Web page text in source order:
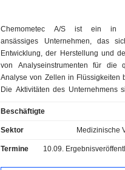
Chemometec A/S ist ein in
ansässiges Unternehmen, das
Entwicklung, der Herstellung und
von Analyseinstrumenten für die
Analyse von Zellen in Flüssigkeiten
Die Aktivitäten des Unternehmens
eine Reihe von NucleoCounter
für die Zählung von Säugetier-, Tier-,
Milch anbieten;
Beschäftigte
Sektor Medizinische
Termine 10.09. Ergebnisveröffentlichung -